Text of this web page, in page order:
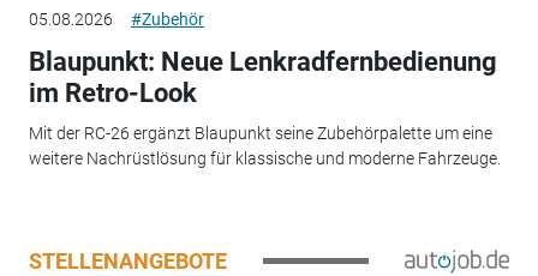
05.08.2026 #Zubehör
Blaupunkt: Neue Lenkradfernbedienung
im Retro-Look
Mit der RC-26 ergänzt Blaupunkt seine Zubehörpalette um eine
weitere Nachrüstlösung für klassische und moderne Fahrzeuge.
STELLENANGEBOTE